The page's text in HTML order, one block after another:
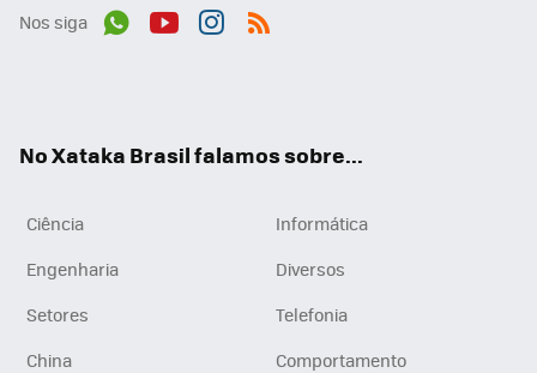
Nos siga
No Xataka Brasil falamos sobre...
Ciência
Informática
Engenharia
Diversos
Setores
Telefonia
China
Comportamento